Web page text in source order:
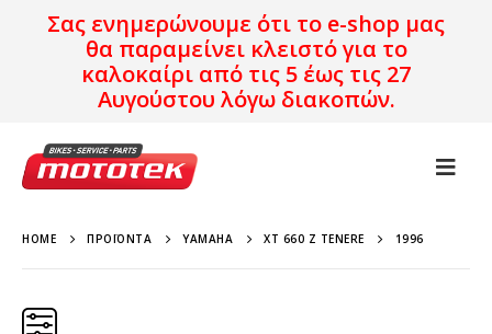
Σας ενημερώνουμε ότι το e-shop μας
θα παραμείνει κλειστό για το
καλοκαίρι από τις 5 έως τις 27
Αυγούστου λόγω διακοπών.
HOME ΠΡΟΪΌΝΤΑ YAMAHA XT 660 Z TENERE 1996